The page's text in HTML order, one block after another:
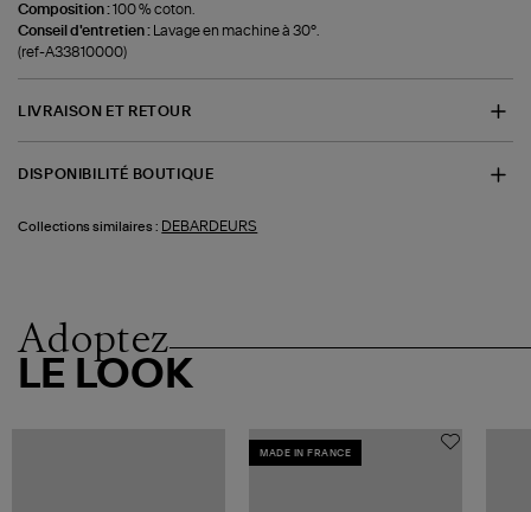
Composition :100 % coton.
Conseil d'entretien :
Lavage en machine à 30°.
(ref-A33810000)
LIVRAISON ET RETOUR
DISPONIBILITÉ BOUTIQUE
Collections similaires : DEBARDEURS
Adoptez
LE LOOK
MADE IN FRANCE